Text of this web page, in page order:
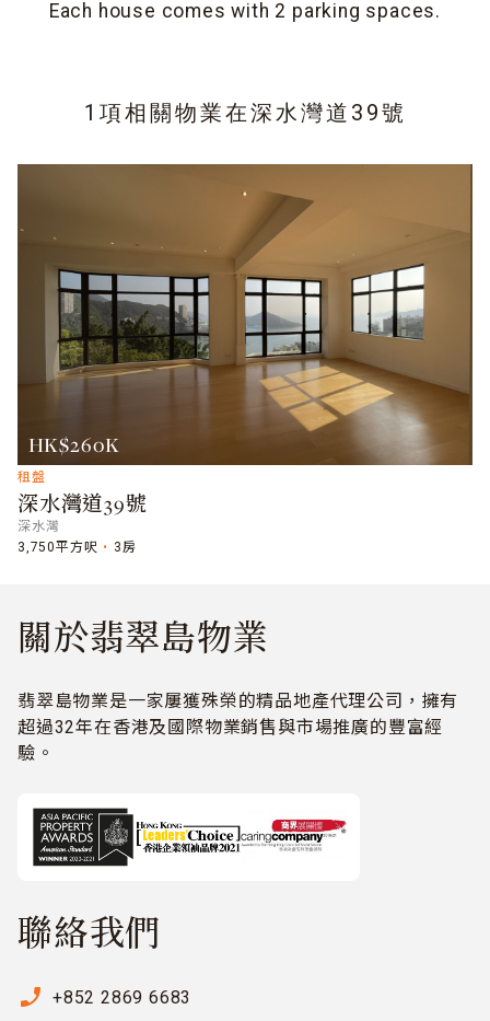
Each house comes with 2 parking spaces.
1項相關物業在深水灣道39號
HK$260K
租盤
深水灣道39號
深水灣
3,750平方呎
3房
關於翡翠島物業
翡翠島物業是一家屢獲殊榮的精品地產代理公司，擁有
超過32年在香港及國際物業銷售與市場推廣的豐富經
驗。
聯絡我們
phone_enabled +852 2869 6683